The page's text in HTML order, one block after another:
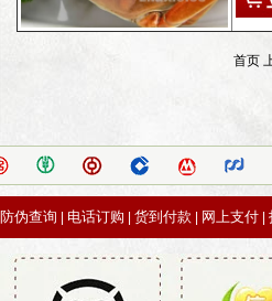
首页
防伪查询 电话订购 货到付款 网上支付|